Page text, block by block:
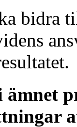
bidra
ämnet